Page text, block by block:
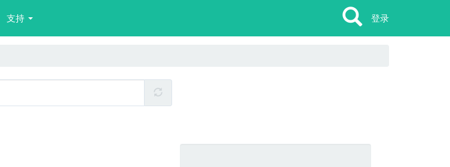
支持 登录
Search
Search